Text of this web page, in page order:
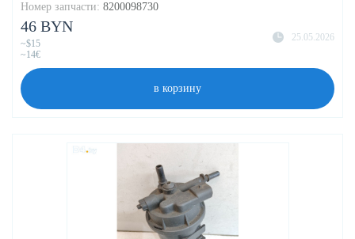
Номер запчасти: 8200098730
25.05.2026
46 BYN
~$15
~14€
в корзину